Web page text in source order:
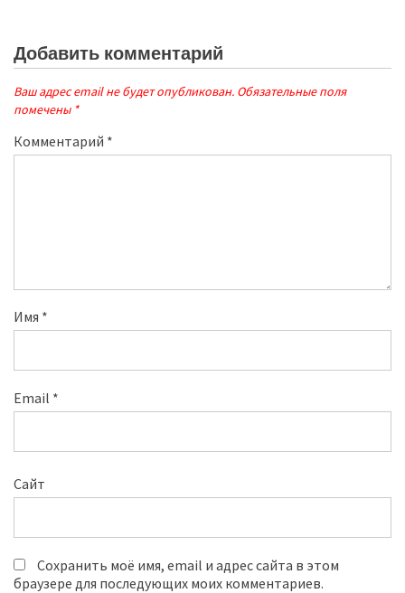
Добавить комментарий
Ваш адрес email не будет опубликован. Обязательные поля
помечены *
Комментарий *
Имя *
Email *
Сайт
Сохранить моё имя, email и адрес сайта в этом
браузере для последующих моих комментариев.